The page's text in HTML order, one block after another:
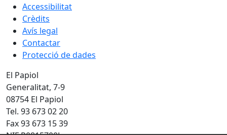
Accessibilitat
Crèdits
Avís legal
Contactar
Protecció de dades
El Papiol
Generalitat, 7-9
08754 El Papiol
Tel. 93 673 02 20
Fax 93 673 15 39